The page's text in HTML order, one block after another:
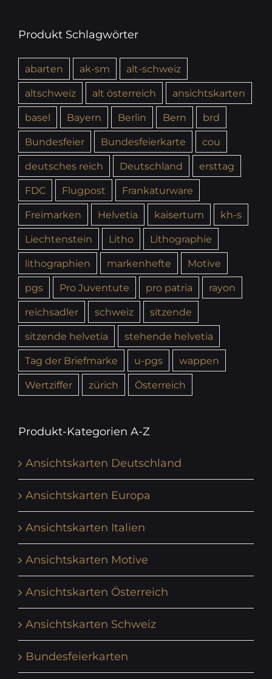
Produkt Schlagwörter
abarten ak-sm
alt-schweiz
altschweiz
alt österreich
ansichtskarten
basel
Bayern Berlin Bern
brd
Bundesfeier
Bundesfeierkarte
cou
deutsches reich
Deutschland
ersttag
FDC
Flugpost
Frankaturware
Freimarken
Helvetia kaisertum
kh-s
Liechtenstein
Litho
Lithographie
lithographien
markenhefte
Motive
pgs
Pro Juventute pro patria
rayon
reichsadler
schweiz
sitzende
sitzende helvetia
stehende helvetia
Tag der Briefmarke
u-pgs
wappen
Wertziffer
zürich Österreich
Produkt-Kategorien A-Z
Ansichtskarten Deutschland
Ansichtskarten Europa
Ansichtskarten Italien
Ansichtskarten Motive
Ansichtskarten Österreich
Ansichtskarten Schweiz
Bundesfeierkarten